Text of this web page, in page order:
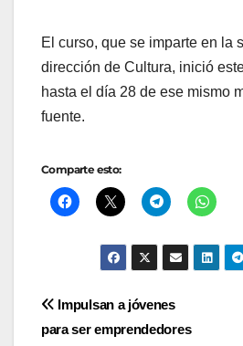
El curso, que se imparte en la
dirección de Cultura, inició
hasta el día 28 de ese mismo
fuente.
Comparte esto:
Navegación
Impulsan a jóvenes
para ser emprendedores